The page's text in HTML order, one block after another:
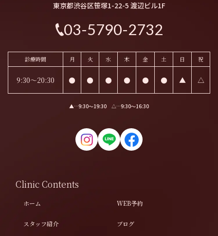
東京都渋谷区笹塚1-22-5 渡辺ビル1F
03-5790-2732
診療時間 月 火 水 木 金 土 日 祝
9:30～20:30 ● ● ● ● ● ● ▲ △
▲…9:30〜19:30 △…9:30〜16:30
Clinic Contents
ホーム
スタッフ紹介
WEB予約
ブログ